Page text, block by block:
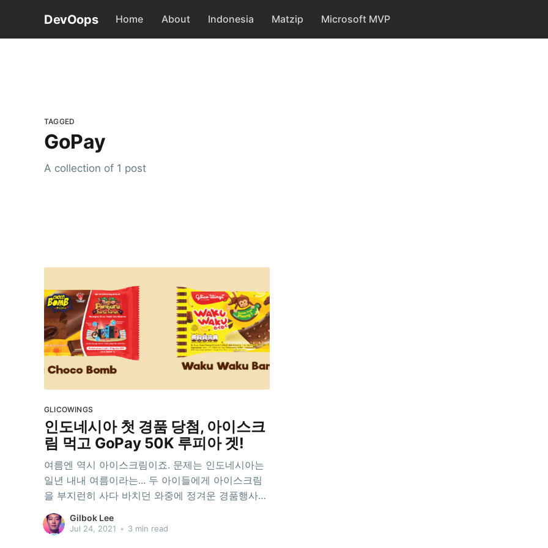
DevOops Home About Indonesia Matzip Microsoft MVP
TAGGED
GoPay
A collection of 1 post
GLICOWINGS
인도네시아 첫 경품 당첨, 아이스크
림 먹고 GoPay 50K 루피아 겟!
여름엔 역시 아이스크림이죠. 문제는 인도네시아는
일년 내내 여름이라는... 두 아이들에게 아이스크림
을 부지런히 사다 바치던 와중에 정겨운 경품행사를
하나 발견했습니다. 아이스크림을 사먹고 포장지 2
개를 편지봉투에 담아 응모를 하면, 1등 닌텐도 스위
Gilbok Lee
Jul 24, 2021 • 3 min read